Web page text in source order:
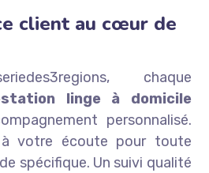
client au cœur de
chaque
linge à domicile
personnalisé.
votre écoute pour toute
spécifique. Un suivi qualité